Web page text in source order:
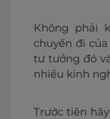
Không phải
chuyến đi
tư tưởng đó
nhiều kinh
Trước tiên